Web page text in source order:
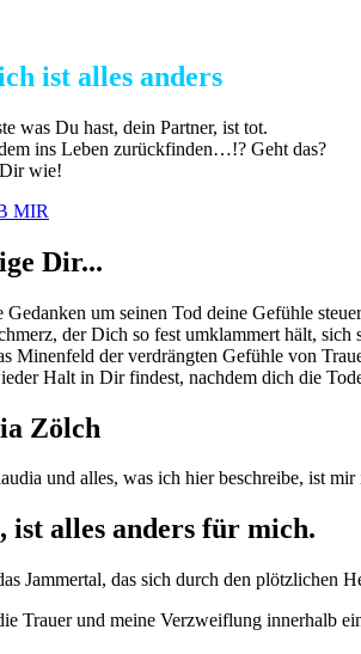
ist alles anders
was Du hast, dein Partner, ist tot.
ins Leben zurückfinden…!? Geht das?
wie!
MIR
Dir...
Gedanken um seinen Tod deine Gefühle
der Dich so fest umklammert hält, sich
Minenfeld der verdrängten Gefühle von
Halt in Dir findest, nachdem dich die
Zölch
und alles, was ich hier beschreibe, ist mir
ist alles anders für mich.
Jammertal, das sich durch den plötzlichen
Trauer und meine Verzweiflung innerhalb